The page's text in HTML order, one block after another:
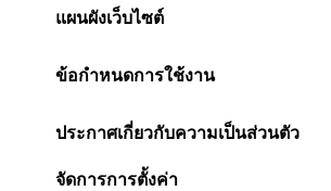
แผนผังเว็บไซต์
ข้อกำหนดการใช้งาน
ประกาศเกี่ยวกับความเป็นส่วนตัว
จัดการการตั้งค่า